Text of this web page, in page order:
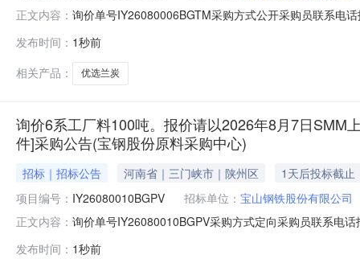
正文内容： 询价单号IY26080006BGTM采购方式公开采购员联系电
二、保证金额度：2000000.0元三、商务条款：定价说
发布时间： 1秒前
相关产品：
优选兰炭
询价6系工厂料100吨。报价请以2026年8月7日SMM
件]采购公告(宝钢股份原料采购中心)
招标｜招标公告 河南省｜三门峡市｜陕州区
1天后投标截止
项目编号： IY26080010BGPV 招标单位： 宝山钢铁股份有限公司
正文内容： 询价单号IY26080010BGPV采购方式定向采购员联系电
度：0.0元三、商务条款：定价说明：湿公吨。限价类别
发布时间： 1秒前